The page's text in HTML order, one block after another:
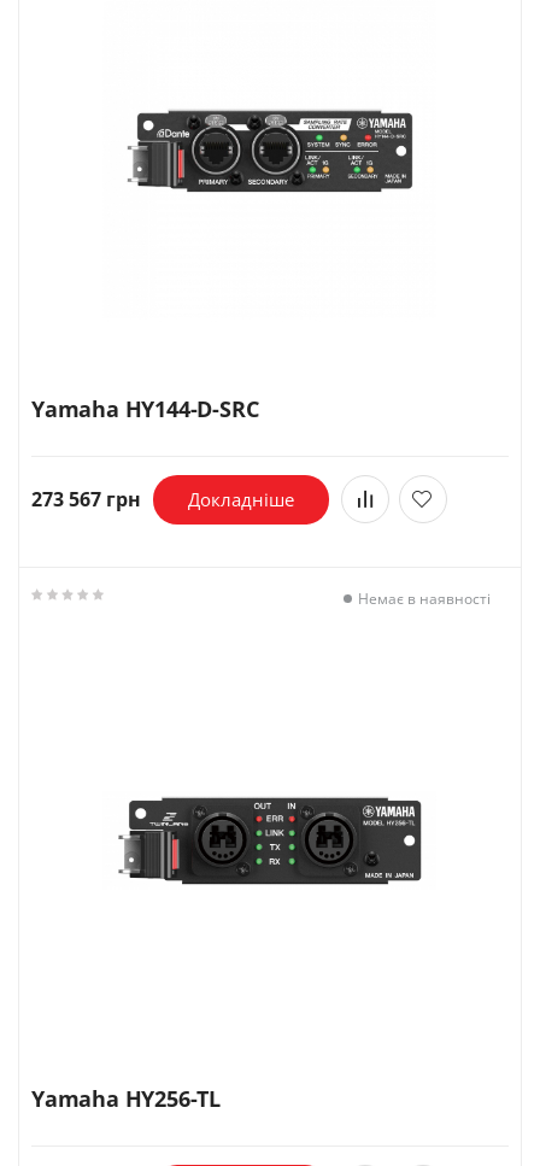
Yamaha HY144-D-SRC
273 567 грн Докладніше
Немає в наявності
Yamaha HY256-TL